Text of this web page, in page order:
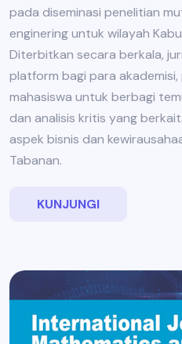
pada diseminasi penelitian
enginering untuk wilayah
Diterbitkan secara berkala,
platform bagi para
mahasiswa untuk berbagi
dan analisis kritis yang
aspek bisnis dan
Tabanan.
KUNJUNGI